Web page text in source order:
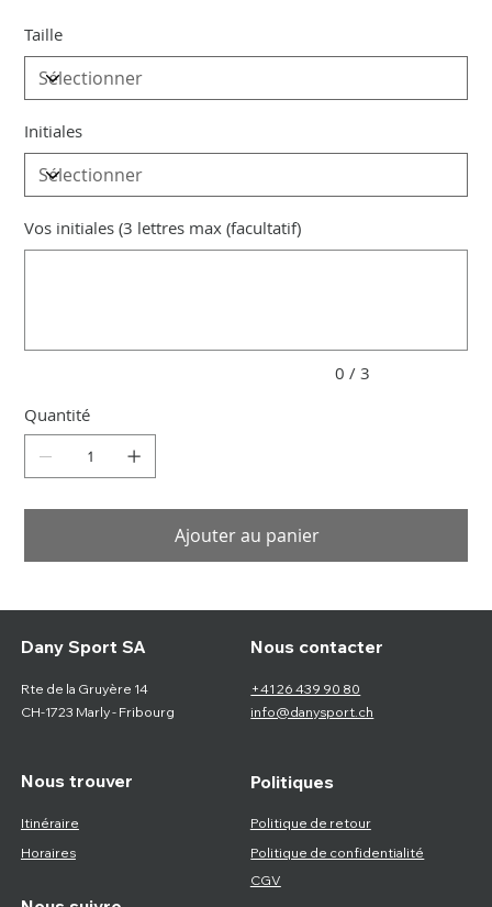
Taille
Initiales
Vos initiales (3 lettres max (facultatif)
0 / 3
Quantité
Ajouter au panier
Nous trouver
Itinéraire
Dany Sport SA
Rte de la Gruyère 14
CH-1723 Marly - Fribourg
Horaires
Politiques
Politique de retour
Nous contacter
+41 26 439 90 80
info@danysport.ch
Politique de confidentialité
CGV